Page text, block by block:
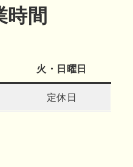
時間
火・日曜日
定休日